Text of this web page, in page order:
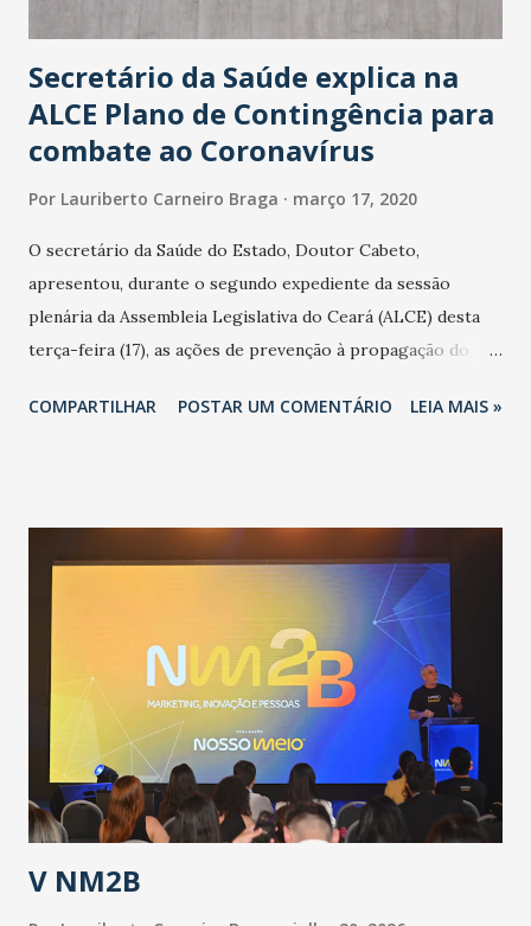
Secretário da Saúde explica na
ALCE Plano de Contingência para
combate ao Coronavírus
Por Lauriberto Carneiro Braga março 17, 2020
O secretário da Saúde do Estado, Doutor Cabeto,
apresentou, durante o segundo expediente da sessão
plenária da Assembleia Legislativa do Ceará (ALCE) desta
terça-feira (17), as ações de prevenção à propagação do
adotadas pelo Governo do Estado na contenção da
população suspeita e de cuidados com os ambientes
públicos e domiciliares. “Nós não estamos vivendo uma
epidemia comum, como temos em todos os anos, com
aumento de casos de dengue, influenza ou H1N1. Trata-se
de uma epidemia com um vírus diferente, com um poder de
contaminação maior que outros coronavírus”, apontou o
secretário. Segundo ele, é uma epidemia com chance de
contaminação alta, podendo gerar um grande risco à
população e ao sistema de saúde. “Precisamos saber fazer a
estratificação do risco da doença, para não so...
COMPARTILHAR POSTAR UM COMENTÁRIO LEIA MAIS »
V NM2B